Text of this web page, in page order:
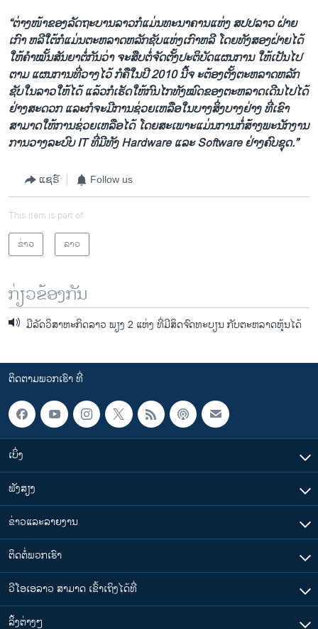
“ຕ່າງ​ໜ້າ​ຂອງ​ລັດຖະບານ​ລາວ​ກໍ​ແມ່ນ​ທະນາຄານ​ແຫ່ງ​ ສປປລາວ ຝ່າຍ​
ເກົາ ຫລີ​ໃຕ້​ກໍ​ແມ່ນ​ຕະຫລາດ​ຫລັກ​ຊັບ​ແຫ່ງ​ເກົາຫລີ ​ໂດຍ​ທັງ​ສອງ​ຝ່າຍ​ໄດ້​
ໃຫ້​ຄໍາ​ໝັ້ນ​ສັນ​ຍາ​ຕໍ່​ກັນ​ວ່າ​ ຈະ​ສືບ​ຕໍ່​ຈັດຕັ້ງ​ປະຕິບັດແຜນການ​ ໃຫ້​ເປັນ​ໄປ​
ຕາມ ແຜນການ​ທີ່​ວາງ​ໄວ້​ ກໍ​ຄື​ໃນ​ປີ​ 2010 ນີ້​ຈ ະ​ຕ້ອງ​ຕັ້ງ​ຕະຫລາດ​ຫລັກ​
ຊັບ​ໃນ​ລາວ​ໃຫ້​ໄດ້ ​ແລ້ວ​ກໍ​ເຮັດ​ໃຫ້​ກົນໄກທັງ​ໝົດ​ຂອງ​ຕະຫລາດ​ເດີນ​ໄປ​ໄດ້​
ຢ່າງ​ສະດວກ ​ແລະ​ກໍ​ຈະ​ມີ​ການ​ຊ່ວຍ​ເຫລືອ​ໃນ​ບາງ​ສິ່ງ​ບາງ​ຢ່າງ​ ທີ່​ເຂົາ
ສາມາດໃຫ້ການ​ຊ່ວຍ​ເຫລືອ​ໄດ້ ​ໂດຍ​ສະ​ເພາະແມ່ນ​ການ​ກໍ່ສ້າງ​ພະ​ນັກງານ
ການວາງ​ລະບົບ IT ທີ່​ມີ​ທັງ Hardware ​ແລະ Software ຢ່າງ​ຄົບ​ຊຸດ.”
ແຊຣ໌ Follow us
This item is part of
ຂ່າວ
ລາວ
ກ່ຽວຂ້ອງກັນ
ມີລັດວິສາຫະກິດລາວ ພຽງ 2 ແຫ່ງ ທີ່ມີສິດຈົດທະບຽນ ກັບຕະຫລາດຫຸ້ນໄດ້
ຕິດຕາມພວກເຮົາ ທີ່
ເບິ່ງ
ຟັງສຽງ
ຂ່າວແລະລາຍງານ
ຕິດຕໍ່ພວກເຮົາ
ວີໂອເອລາວ ສາມາດ ເຂົ້າເຖິງໄດ້ທີ່
​ລິ້ງ​ຕ່າງໆ